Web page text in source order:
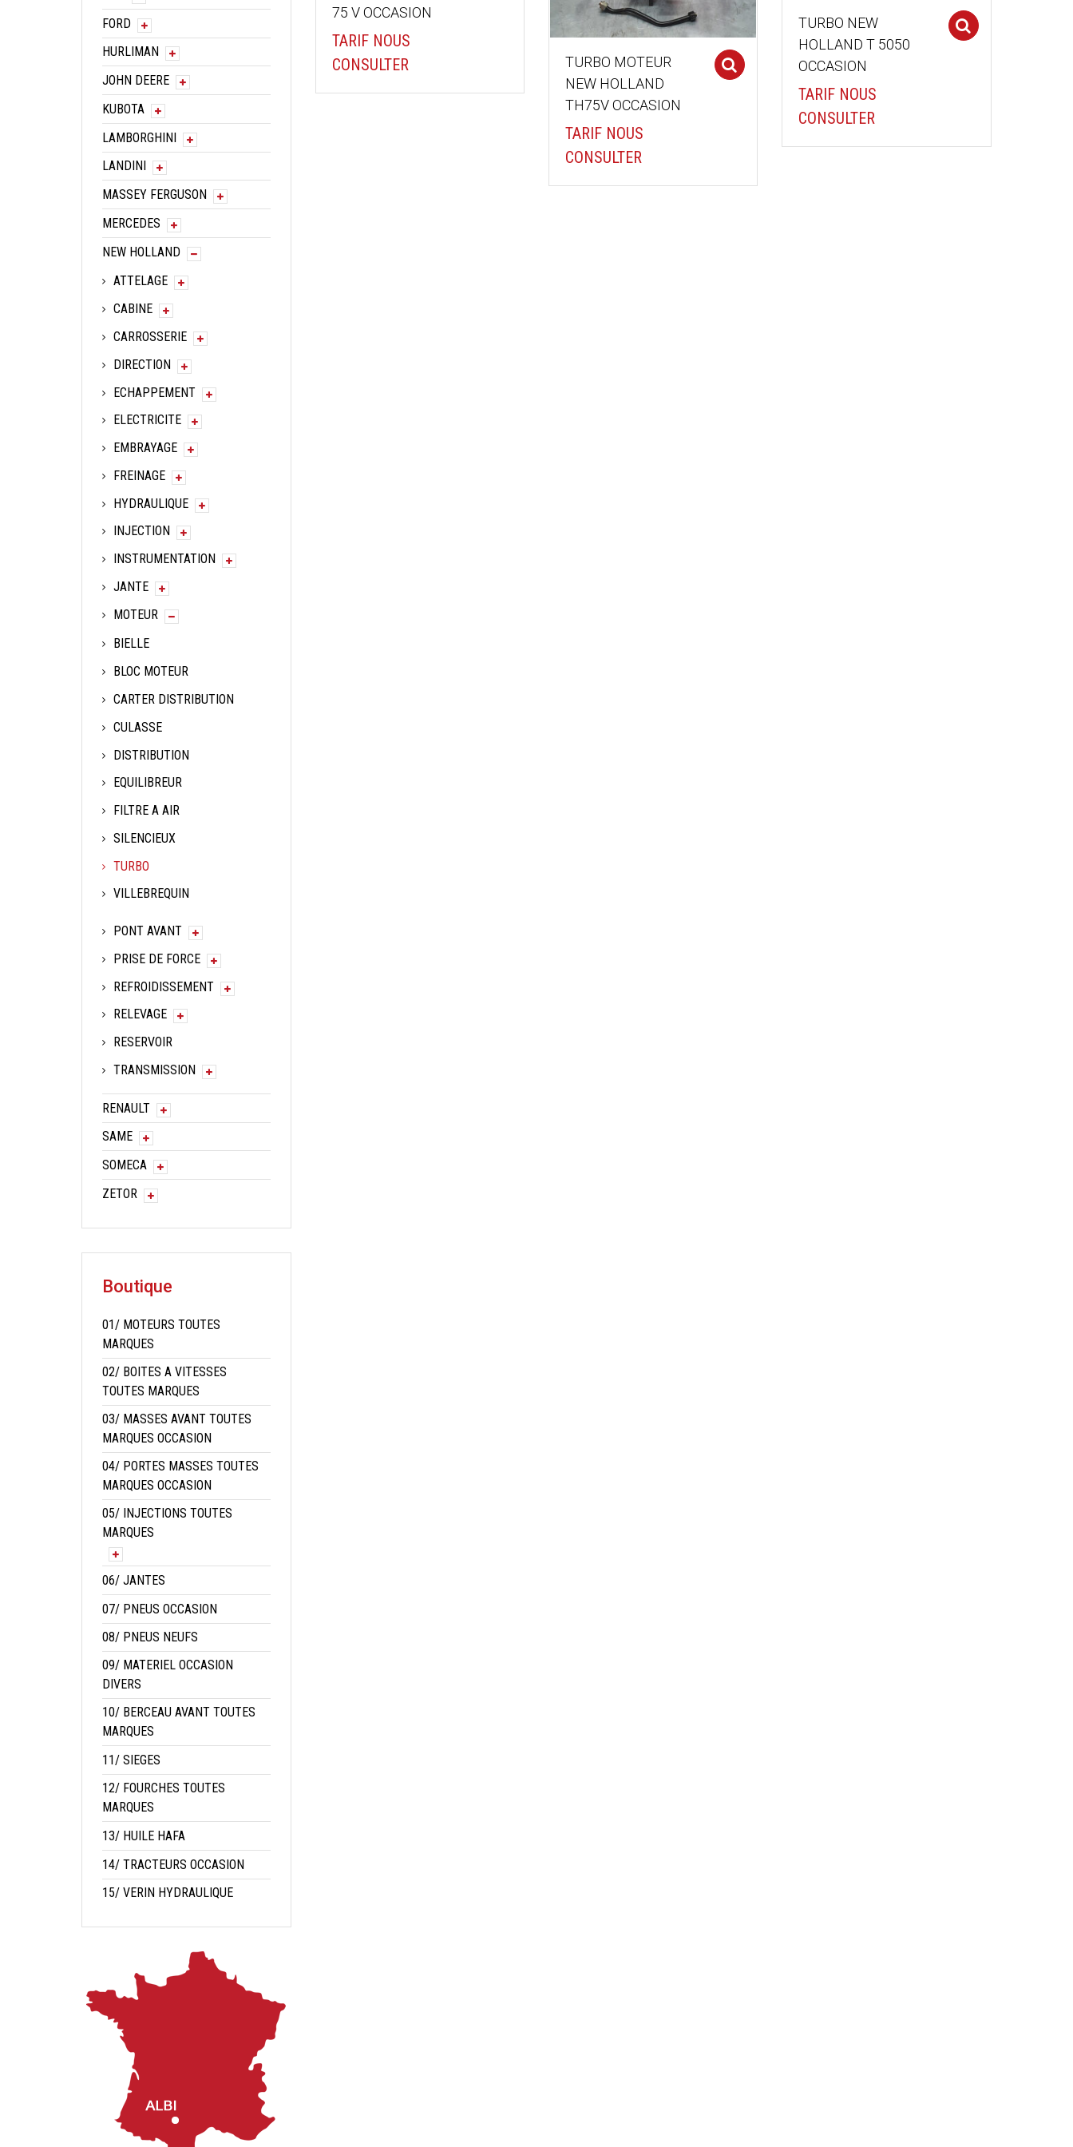
75 V OCCASION
TARIF NOUS
CONSULTER
TURBO MOTEUR
NEW HOLLAND
TH75V OCCASION
TARIF NOUS
CONSULTER
Select options
TURBO NEW
HOLLAND T 5050
OCCASION
TARIF NOUS
CONSULTER
FORD
HURLIMAN
JOHN DEERE
KUBOTA
LAMBORGHINI
LANDINI
MASSEY FERGUSON
MERCEDES
NEW HOLLAND
ATTELAGE
CABINE
CARROSSERIE
DIRECTION
ECHAPPEMENT
ELECTRICITE
EMBRAYAGE
FREINAGE
HYDRAULIQUE
INJECTION
INSTRUMENTATION
JANTE
MOTEUR
BIELLE
BLOC MOTEUR
CARTER DISTRIBUTION
CULASSE
DISTRIBUTION
EQUILIBREUR
FILTRE A AIR
SILENCIEUX
TURBO
VILLEBREQUIN
PONT AVANT
PRISE DE FORCE
REFROIDISSEMENT
RELEVAGE
RESERVOIR
TRANSMISSION
RENAULT
SAME
SOMECA
ZETOR
Boutique
01/ MOTEURS TOUTES
MARQUES
02/ BOITES A VITESSES
TOUTES MARQUES
03/ MASSES AVANT TOUTES
MARQUES OCCASION
04/ PORTES MASSES TOUTES
MARQUES OCCASION
05/ INJECTIONS TOUTES
MARQUES
06/ JANTES
07/ PNEUS OCCASION
08/ PNEUS NEUFS
09/ MATERIEL OCCASION
DIVERS
10/ BERCEAU AVANT TOUTES
MARQUES
11/ SIEGES
12/ FOURCHES TOUTES
MARQUES
13/ HUILE HAFA
14/ TRACTEURS OCCASION
15/ VERIN HYDRAULIQUE